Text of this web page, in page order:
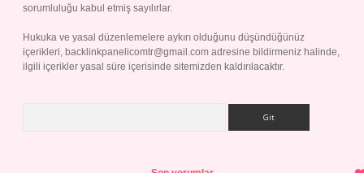
sorumluluğu kabul etmiş sayılırlar.
Hukuka ve yasal düzenlemelere aykırı olduğunu düşündüğünüz
içerikleri, backlinkpanelicomtr@gmail.com adresine bildirmeniz halinde,
ilgili içerikler yasal süre içerisinde sitemizden kaldırılacaktır.